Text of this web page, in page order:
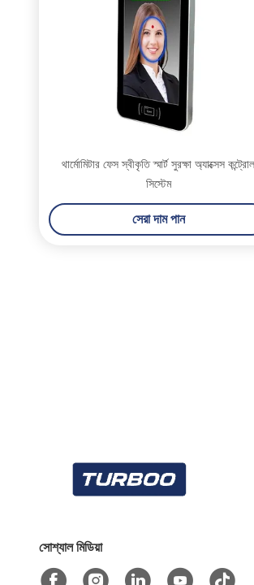
থার্মোমিটার ফেস স্বীকৃতি স্মার্ট সুরক্ষা অ্যাক্সেস কন্ট্রোল
সিস্টেম
সেরা দাম পান
সোশ্যাল মিডিয়া